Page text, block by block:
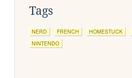
Tags
NERD FRENCH HOMESTUCK
NINTENDO